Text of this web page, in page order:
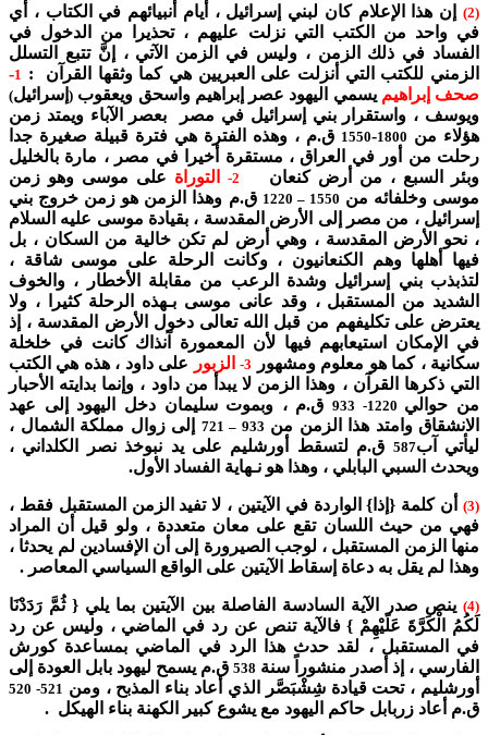
(2)
إن هذا الإعلام كان لبني إسرائيل ، أيام أنبيائهم في الكتاب ، أي
في واحد من الكتب التي نزلت عليهم ، تحذيرا من الدخول في
الفساد في ذلك الزمن ، وليس في الزمن الآتي ، إنَّ تتبع التسلل
الزمني للكتب التي أنزلت على العبريين هي كما وثقها القرآن : 1
-
صحف إبراهيم يسمي اليهود عصر إبراهيم واسحق ويعقوب ( إسرائيل)
ويوسف ، واستقرار بني إسرائيل في مصر بعصر الآباء ويمتد زمن
هؤلاء من 1800
-
1550 ق.م ، وهذه الفترة هي فترة قبيلة صغيرة جدا
رحلت من أور في العراق ، مستقرة أخيرا في مصر ، مارة بالخليل
وبئر السبع ، من أرض كنعان
2- التوراة على موسى وهو زمن
موسى وخلفائه من 1550 – 1220
ق.م وهذا الزمن هو زمن خروج بني
إسرائيل ، من مصر إلى الأرض المقدسة ، بقيادة موسى عليه السلام
، نحو الأرض المقدسة ، وهي أرض لم تكن خالية من السكان ، بل
فيها أهلها وهم الكنعانيون ، وكانت الرحلة على موسى شاقة ،
لتذبذب بني إسرائيل وشدة الرعب من مقابلة الأخطار ، والخوف
الشديد من المستقبل ، وقد عانى موسى بـهذه الرحلة كثيرا ، ولا
يعترض على تكليفهم من قبل الله تعالى دخول الأرض المقدسة ، إذ
في الإمكان استيعابهم فيها لأن المعمورة آنذاك كانت في خلخلة
سكانية ، كما هو معلوم ومشهور
3- الزبور
على داود ، هذه هي الكتب
التي ذكرها القرآن ، وهذا الزمن لا يبدأ من داود ، وإنما بدايته الأحبار
من حوالي
ق.م ، وبموت سليمان دخل اليهود إلى عهد
الانشقاق وامتد هذا الزمن من 933
– 721
إلى زوال مملكة الشمال ،
ليأتي آب587 ق.م لتسقط أورشليم على يد نبوخذ نصر الكلداني ،
ويحدث السبي البابلي ، وهذا هو نـهاية الفساد الأول.
(3)
أن كلمة {إذا} الواردة في الآيتين ، لا تفيد الزمن المستقبل فقط ،
فهي من حيث اللسان تقع على معان متعددة ، ولو قيل أن المراد
منها الزمن المستقبل ، لوجب الصيرورة إلى أن الإفسادين لم يحدثا ،
وهذا لم يقل به دعاة إسقاط الآيتين على الواقع السياسي المعاصر .
(4)
ينص صدر الآية السادسة الفاصلة بين الآيتين بما يلي { ثُمَّ رَدَدْنَا
لَكُمُ الْكَرَّةَ عَلَيْهِمْ } فالآية تنص عن رد في الماضي ، وليس عن رد
في المستقبل ، لقد حدث هذا الرد في الماضي بمساعدة كورش
الفارسي ، إذ أصدر منشوراً سنة 538 ق.م يسمح ليهود بابل العودة إلى
أورشليم ، تحت قيادة شِشْبَصَّر الذي أعاد بناء المذبح ، ومن 521- 520
ق.م أعاد زربابل حاكم اليهود مع يشوع كبير الكهنة بناء الهيكل .